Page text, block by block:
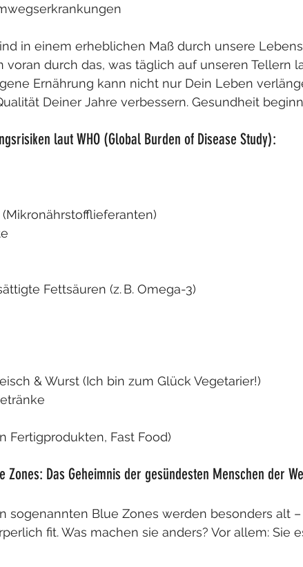
in einem erheblichen Maß durch unsere
voran durch das, was täglich auf unseren Tellern
Ernährung kann nicht nur Dein Leben
Deiner Jahre verbessern. Gesundheit
laut WHO (Global Burden of Disease Study):
Fettsäuren (z. B. Omega-3)
& Wurst (Ich bin zum Glück Vegetarier!)
Fertigprodukten, Fast Food)
Zones: Das Geheimnis der gesündesten Menschen der
sogenannten Blue Zones werden besonders alt
fit. Was machen sie anders? Vor allem: Sie